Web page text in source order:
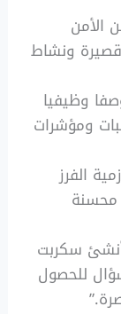
الأمن
قصيرة ونشاط
وظيفيا
6 مسؤوليات و5 متطلبات ومؤشرات
الفرز
محسنة
سكربت
للحصول